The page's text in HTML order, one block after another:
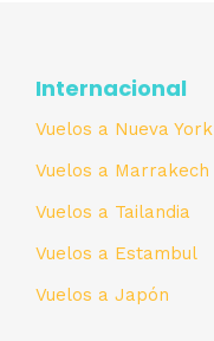
Internacional
Vuelos a Nueva York
Vuelos a Marrakech
Vuelos a Tailandia
Vuelos a Estambul
Vuelos a Japón